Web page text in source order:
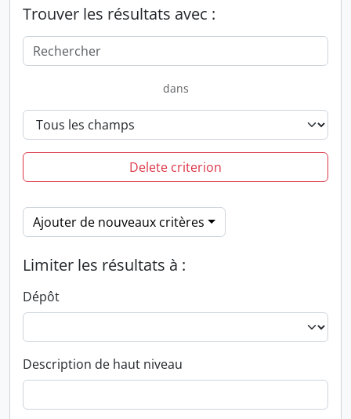
Trouver les résultats avec :
dans
Delete criterion
Ajouter de nouveaux critères
Limiter les résultats à :
Dépôt
Description de haut niveau